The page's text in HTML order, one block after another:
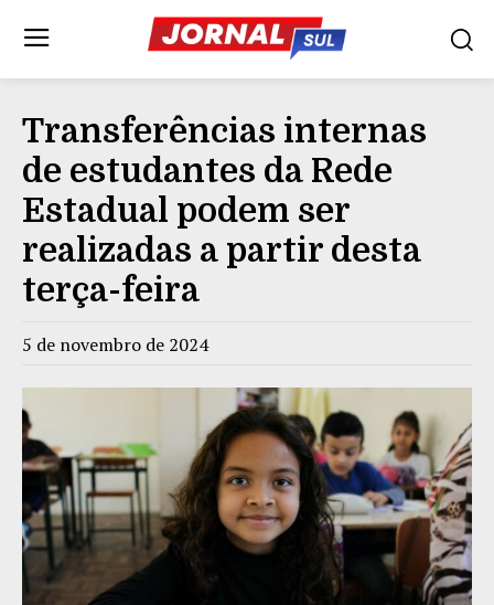
Transferências internas
de estudantes da Rede
Estadual podem ser
realizadas a partir desta
terça-feira
5 de novembro de 2024